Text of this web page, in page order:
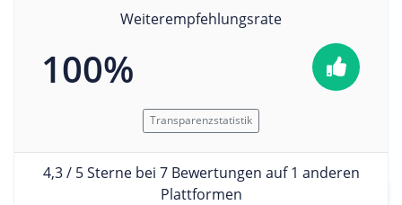
Weiterempfehlungsrate
100%
Transparenzstatistik
4,3 / 5 Sterne bei 7 Bewertungen auf 1 anderen
Plattformen